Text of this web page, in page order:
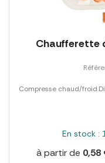
Chaufferette
Compresse chaud/
En stock :
à partir de 0,58